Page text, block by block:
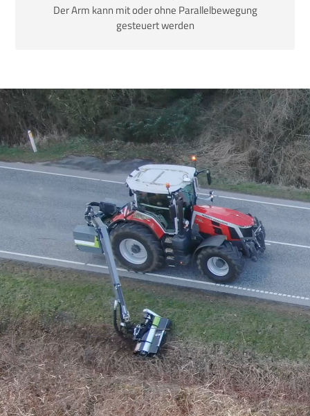
Der Arm kann mit oder ohne Parallelbewegung
gesteuert werden